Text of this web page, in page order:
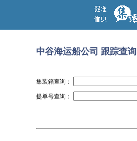
中谷海运船公司 跟踪查询
集装箱查询：
提单号查询：